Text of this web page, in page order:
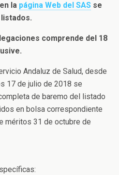
en la página Web del SAS se
comprende del 18
Andaluz de Salud, desde
17 de julio de 2018 se
de baremo del listado
en bolsa correspondiente
méritos 31 de octubre de